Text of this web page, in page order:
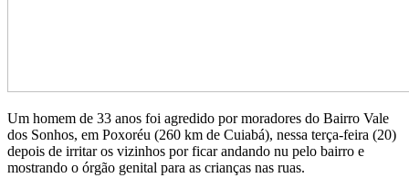
Um homem de 33 anos foi agredido por moradores do Bairro Vale
dos Sonhos, em Poxoréu (260 km de Cuiabá), nessa terça-feira (20)
depois de irritar os vizinhos por ficar andando nu pelo bairro e
mostrando o órgão genital para as crianças nas ruas.